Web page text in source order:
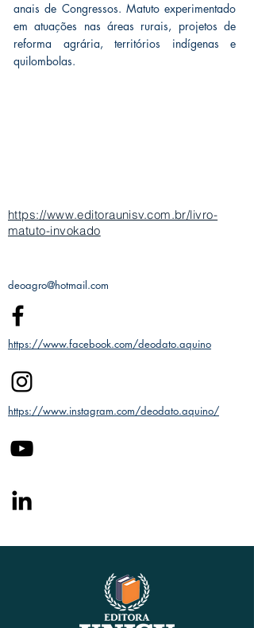
anais de Congressos. Matuto experimentado
em atuações nas áreas rurais, projetos de
reforma agrária, territórios indígenas e
quilombolas.
https://www.editoraunisv.com.br/livro-
matuto-invokado
deoagro@hotmail.com
https://www.facebook.com/deodato.aquino
https://www.instagram.com/deodato.aquino/